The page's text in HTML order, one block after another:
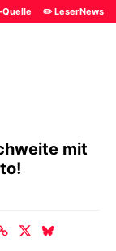
Quelle ✏️ LeserNews
mit